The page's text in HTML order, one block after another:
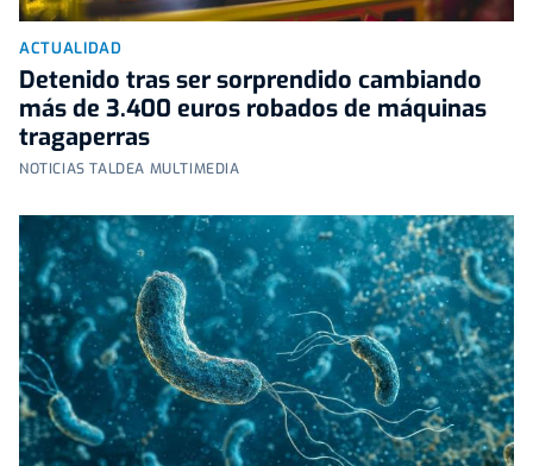
ACTUALIDAD
Detenido tras ser sorprendido cambiando
más de 3.400 euros robados de máquinas
tragaperras
NOTICIAS TALDEA MULTIMEDIA